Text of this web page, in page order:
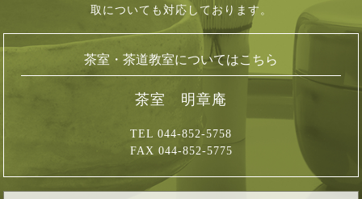
取についても対応しております。
茶室・茶道教室についてはこちら
茶室 明章庵
TEL 044-852-5758
FAX 044-852-5775